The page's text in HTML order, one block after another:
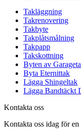
Takläggning
Takrenovering
Takbyte
Takplåtsmålning
Takpapp
Takskottning
Byten av
Byta Eternittak
Lägga Shingeltak
Lägga Bandtäckt
Kontakta oss
Kontakta oss idag för